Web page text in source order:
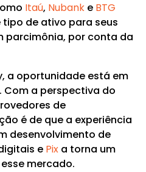
Itaú, Nubanke BTG
tipo de ativo para seus
parcimônia, por conta da
a oportunidade está em
Com a perspectiva do
de
é de que a experiência
desenvolvimento de
e Pixa torna um
mercado.